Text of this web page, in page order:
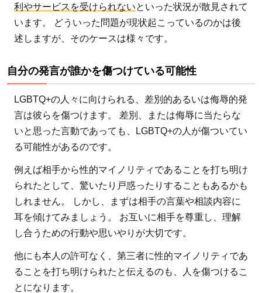
サー
ビ
ス・
保障
3 日本政
府の
LGBTQ+に
関する課題
への取り組
み
3.1
LGBT
法連
合会
の取
り組
み
利やサービスを受けられないといった状況が散見されて
います。 どういった問題が現状起こっているのかは後
述しますが、そのケースは様々です。
自分の発言が誰かを傷つけている可能性
LGBTQ+の人々に向けられる、差別的あるいは侮辱的発
言は彼らを傷つけます。 差別、または侮辱に当たらな
いと思った言動であっても、LGBTQ+の人が傷ついてい
る可能性があるのです。
例えば相手から性的マイノリティであることを打ち明け
られたとして、驚いたり戸惑ったりすることもあるかも
しれません。 しかし、まずは相手の言葉や相談内容に
耳を傾けてみましょう。 お互いに相手を尊重し、理解
し合うための行動や思いやりが大切です。
他にも本人の許可なく、第三者に性的マイノリティであ
ることを打ち明けられたと伝えるのも、人を傷つけるこ
とになります。